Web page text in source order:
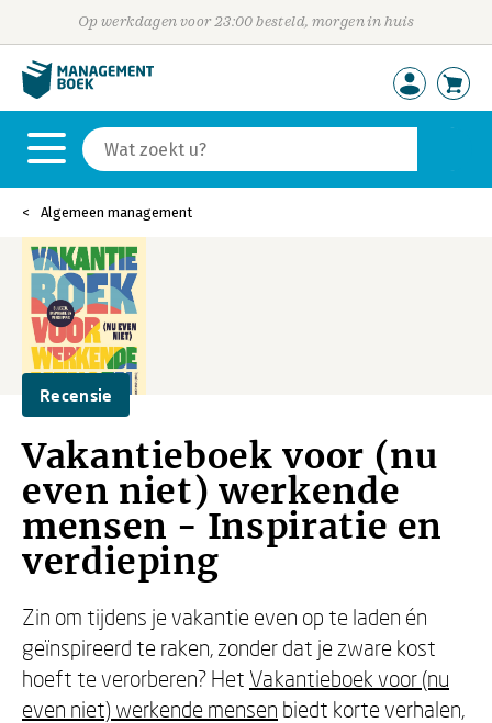
Op werkdagen voor 23:00 besteld, morgen in huis
Algemeen management
Recensie
Vakantieboek voor (nu
even niet) werkende
mensen - Inspiratie en
verdieping
Zin om tijdens je vakantie even op te laden én
geïnspireerd te raken, zonder dat je zware kost
hoeft te verorberen? Het Vakantieboek voor (nu
even niet) werkende mensen biedt korte verhalen,